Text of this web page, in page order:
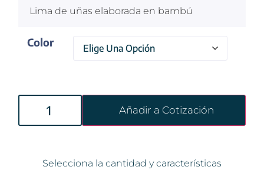
Lima de uñas elaborada en bambú
Color
Añadir a Cotización
Selecciona la cantidad y características